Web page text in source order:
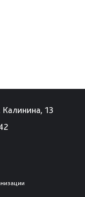
Калинина, 13